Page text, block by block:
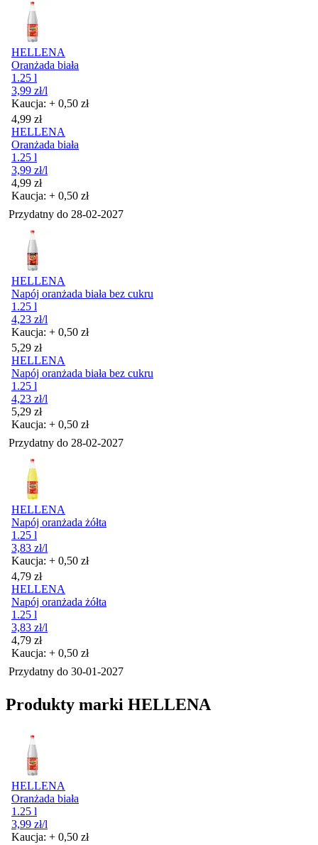
HELLENA
Oranżada biała
1.25 l
3,99 zł/l
Kaucja: + 0,50 zł
Cena
4,99 zł
HELLENA
Oranżada biała
1.25 l
3,99 zł/l
Cena
4,99 zł
Kaucja: + 0,50 zł
Przydatny do 28-02-2027
HELLENA
Napój oranżada biała bez cukru
1.25 l
4,23 zł/l
Kaucja: + 0,50 zł
Cena
5,29 zł
HELLENA
Napój oranżada biała bez cukru
1.25 l
4,23 zł/l
Cena
5,29 zł
Kaucja: + 0,50 zł
Przydatny do 28-02-2027
HELLENA
Napój oranżada żółta
1.25 l
3,83 zł/l
Kaucja: + 0,50 zł
Cena
4,79 zł
HELLENA
Napój oranżada żółta
1.25 l
3,83 zł/l
Cena
4,79 zł
Kaucja: + 0,50 zł
Przydatny do 30-01-2027
Produkty marki HELLENA
HELLENA
Oranżada biała
1.25 l
3,99 zł/l
Kaucja: + 0,50 zł